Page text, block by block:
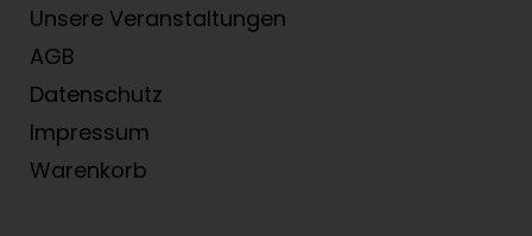
Unsere Veranstaltungen
AGB
Datenschutz
Impressum
Warenkorb